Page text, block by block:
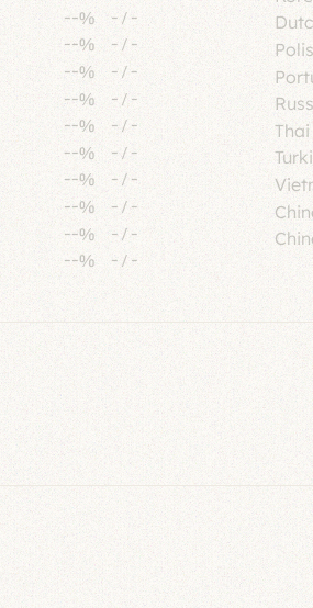
--% - / -
--% - / -
--% - /-
--% - / -
--% -/ -
--% -/ -
--% - / -
--% - / -
--% - / -
--% - / -
Thai